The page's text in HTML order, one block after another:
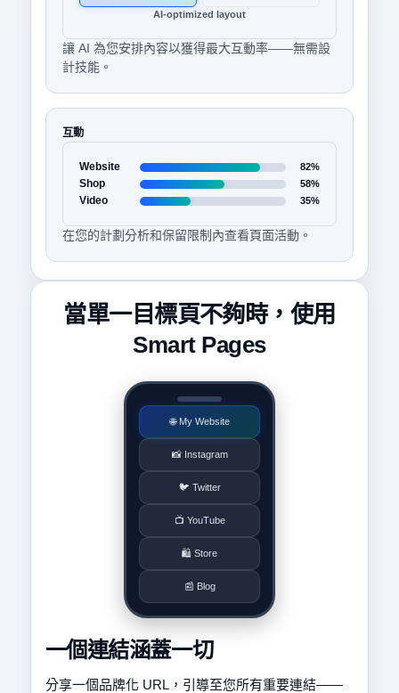
AI-optimized layout
讓 AI 為您安排內容以獲得最大互動率——無需設
計技能。
互動
Website 82%
Shop 58%
Video 35%
在您的計劃分析和保留限制內查看頁面活動。
當單一目標頁不夠時，使用
Smart Pages
🌐 My Website
📸 Instagram
🐦 Twitter
📺 YouTube
🛍️ Store
📰 Blog
一個連結涵蓋一切
分享一個品牌化 URL，引導至您所有重要連結——